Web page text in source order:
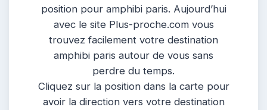
position pour amphibi paris. Aujourd’hui
avec le site Plus-proche.com vous
trouvez facilement votre destination
amphibi paris autour de vous sans
perdre du temps.
Cliquez sur la position dans la carte pour
avoir la direction vers votre destination